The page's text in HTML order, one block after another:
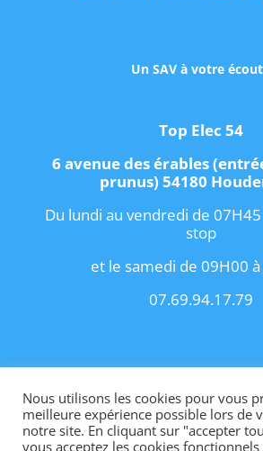
Un SAV à votre
Top Elec 54
6 avenue des érables
prunus) 54180
Du lundi au vendredi de
stop
et le samedi de 09H00
07.69.94.17.79
Copyright 2021 IConditions
VenteIContact
Nous utilisons les cookies pour vous
meilleure expérience possible lors de
notre site. En cliquant sur "accepter
vous acceptez les cookies